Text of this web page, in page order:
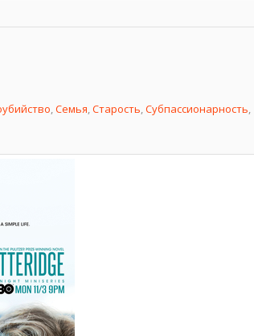
,Семья,Старость,Субпассионарность,